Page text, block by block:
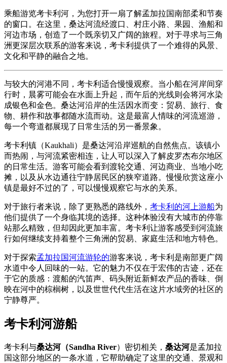
乘船游览考卡利河，为您打开一扇了解孟加拉国南部柔和节奏
的窗口。在这里，桑达河流经渡口、村庄小路、果园、渔船和
河边市场，创造了一个既亲切又广阔的旅程。对于寻求与三角
洲更深层次联系的游客来说，考卡利提供了一个难得的风景、
文化和平静的融合之地。
与较大的河港不同，考卡利适合慢慢观察。当小船在河岸间穿
行时，晨雾可能会在水面上升起，而午后的光线则会将河水染
成银色和金色。桑达河沿岸的生活因水而变：贸易、旅行、食
物、耕作和故事都随水流而动。这是最富人情味的河流巡游，
每一个弯道都展现了日常生活的另一番景象。
考卡利镇（Kaukhali）是桑达河沿岸巡航的自然焦点。该镇小
而热闹，与河流紧密相连，让人可以深入了解皮罗杰布尔地区
的日常生活。游客可能会看到渡轮交通、河边商业、当地小吃
摊，以及从水边通往宁静居民区的狭窄道路。慢慢欣赏这座小
镇是最好不过的了，可以慢慢观察它与水的关系。
对于旅行者来说，除了更熟悉的路线外， 考卡利的河上游船为
他们提供了一个身临其境的选择。这种体验没有大城市的停靠
站那么精致，但却因此更加丰富。考卡利让游客感受到河流旅
行如何继续支持着整个三角洲的贸易、家庭生活和地方特色。
对于探索孟加拉国河流游轮的游客来说，考卡利是南部更广阔
水道中令人回味的一站。它的魅力不仅在于宏伟的古迹，还在
于它的质感：渡船的汽笛声、码头附近新鲜农产品的香味、倒
映在河中的棕榈树，以及世世代代生活在这片水域旁的社区的
宁静尊严。
考卡利河游船
考卡利与桑达河（Sandha River）密切相关， 桑达河是孟加拉
国这部分地区的一条水道，它帮助确定了这里的交通、景观和